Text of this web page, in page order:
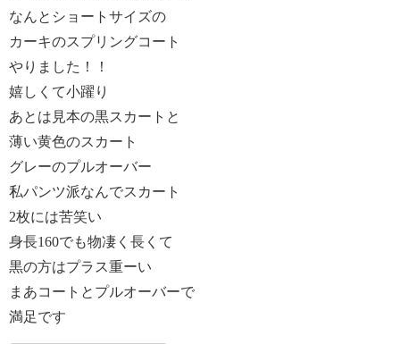
なんとショートサイズの
カーキのスプリングコート
やりました！！
嬉しくて小躍り
あとは見本の黒スカートと
薄い黄色のスカート
グレーのプルオーバー
私パンツ派なんでスカート
2枚には苦笑い
身長160でも物凄く長くて
黒の方はプラス重ーい
まあコートとプルオーバーで
満足です